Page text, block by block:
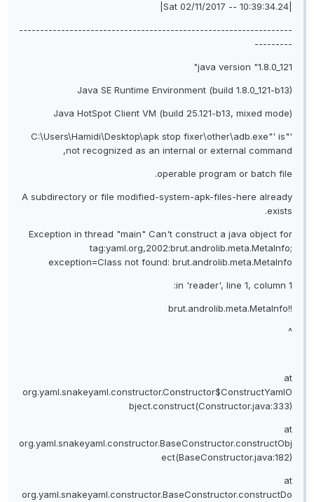
-----------------------------------------------------------------
---------
java version "1.8.0_121"
Java SE Runtime Environment (build 1.8.0_121-b13)
Java HotSpot Client VM (build 25.121-b13, mixed mode)
'"C:\Users\Hamidi\Desktop\apk stop fixer\other\adb.exe"' is
not recognized as an internal or external command,
operable program or batch file.
A subdirectory or file modified-system-apk-files-here already
exists.
Exception in thread "main" Can't construct a java object for
tag:yaml.org,2002:brut.androlib.meta.MetaInfo;
exception=Class not found: brut.androlib.meta.MetaInfo
in 'reader', line 1, column 1:
org.yaml.snakeyaml.constructor.Constructor$ConstructYamlO
bject.construct(Constructor.java:333)
org.yaml.snakeyaml.constructor.BaseConstructor.constructObj
ect(BaseConstructor.java:182)
org.yaml.snakeyaml.constructor.BaseConstructor.constructDo